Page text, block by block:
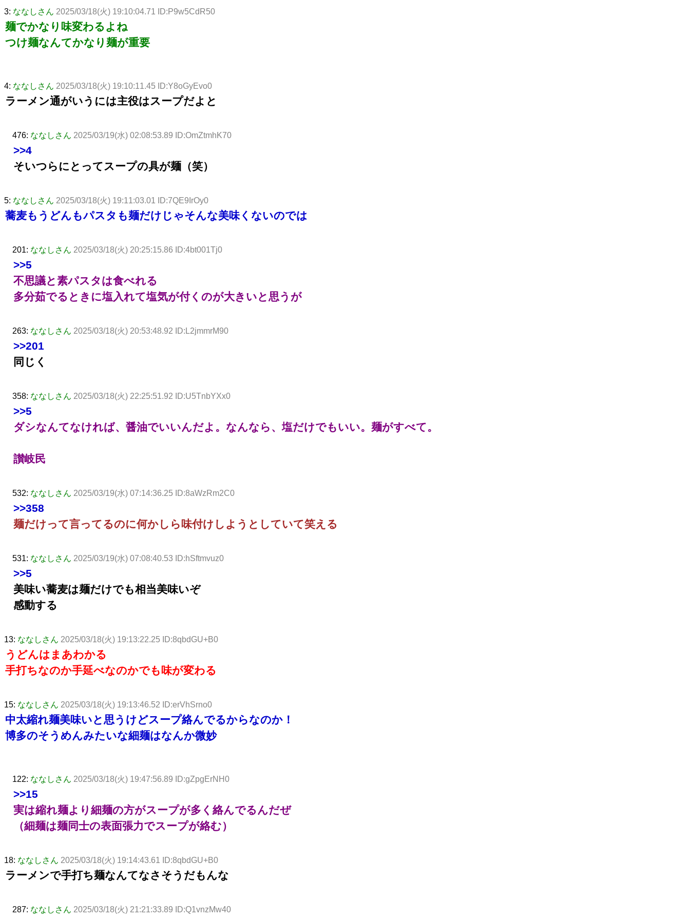
3: ななしさん 2025/03/18(火) 19:10:04.71 ID:P9w5CdR50
麺でかなり味変わるよね
つけ麺なんてかなり麺が重要
4: ななしさん 2025/03/18(火) 19:10:11.45 ID:Y8oGyEvo0
ラーメン通がいうには主役はスープだよと
476: ななしさん 2025/03/19(水) 02:08:53.89 ID:OmZtmhK70
>>4
そいつらにとってスープの具が麺（笑）
5: ななしさん 2025/03/18(火) 19:11:03.01 ID:7QE9IrOy0
蕎麦もうどんもパスタも麺だけじゃそんな美味くないのでは
201: ななしさん 2025/03/18(火) 20:25:15.86 ID:4bt001Tj0
>>5
不思議と素パスタは食べれる
多分茹でるときに塩入れて塩気が付くのが大きいと思うが
263: ななしさん 2025/03/18(火) 20:53:48.92 ID:L2jmmrM90
>>201
同じく
358: ななしさん 2025/03/18(火) 22:25:51.92 ID:U5TnbYXx0
>>5
ダシなんてなければ、醤油でいいんだよ。なんなら、塩だけでもいい。麺がすべて。
讃岐民
532: ななしさん 2025/03/19(水) 07:14:36.25 ID:8aWzRm2C0
>>358
麺だけって言ってるのに何かしら味付けしようとしていて笑える
531: ななしさん 2025/03/19(水) 07:08:40.53 ID:hSftmvuz0
>>5
美味い蕎麦は麺だけでも相当美味いぞ
感動する
13: ななしさん 2025/03/18(火) 19:13:22.25 ID:8qbdGU+B0
うどんはまあわかる
手打ちなのか手延べなのかでも味が変わる
15: ななしさん 2025/03/18(火) 19:13:46.52 ID:erVhSrno0
中太縮れ麺美味いと思うけどスープ絡んでるからなのか！
博多のそうめんみたいな細麺はなんか微妙
122: ななしさん 2025/03/18(火) 19:47:56.89 ID:gZpgErNH0
>>15
実は縮れ麺より細麺の方がスープが多く絡んでるんだぜ
（細麺は麺同士の表面張力でスープが絡む）
18: ななしさん 2025/03/18(火) 19:14:43.61 ID:8qbdGU+B0
ラーメンで手打ち麺なんてなさそうだもんな
287: ななしさん 2025/03/18(火) 21:21:33.89 ID:Q1vnzMw40